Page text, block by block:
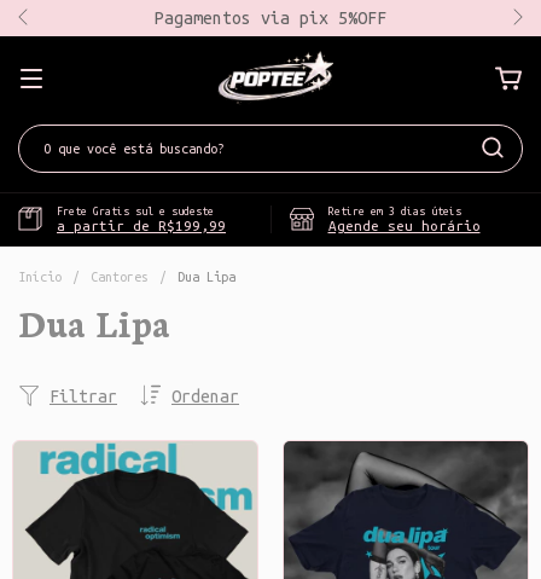
Pagamentos via pix 5%OFF
Frete Gratis sul e sudeste
a partir de R$199,99
Retire em 3 dias úteis
Agende seu horário
Início / Cantores / Dua Lipa
Dua Lipa
Ordenar
Filtrar